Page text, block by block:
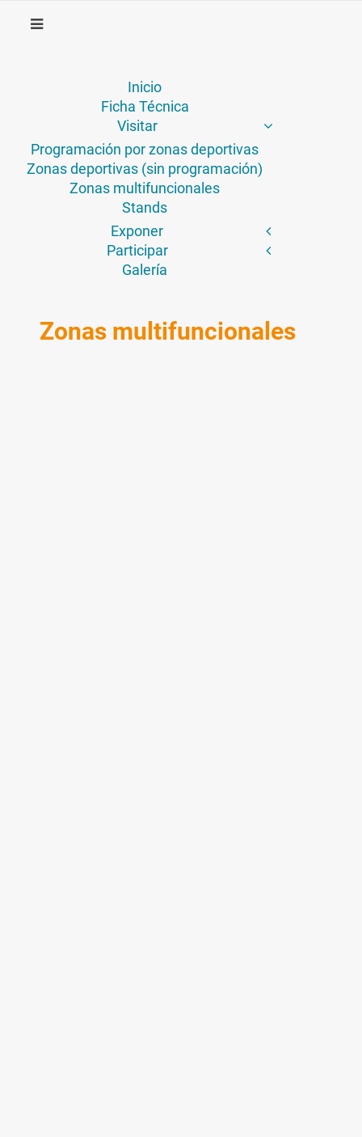
Inicio
Ficha Técnica
Visitar
Programación por zonas deportivas
Zonas deportivas (sin programación)
Zonas multifuncionales
Stands
Exponer
Participar
Galería
Zonas multifuncionales